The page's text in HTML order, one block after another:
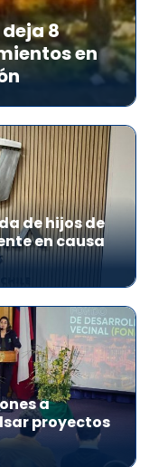
8
en
de hijos de
en causa
a
proyectos